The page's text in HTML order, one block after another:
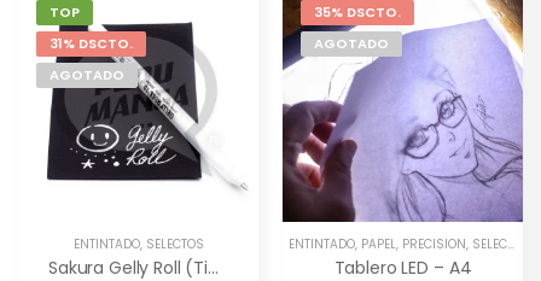
TOP
31% DSCTO.
AGOTADO
ENTINTADO, SELECTOS
Sakura Gelly Roll (Tinta Blanca)
35% DSCTO.
AGOTADO
ENTINTADO, PAPEL, PRECISIÓN, SELECTOS
Tablero LED – A4